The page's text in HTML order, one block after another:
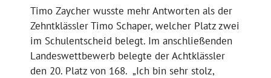
Timo Zaycher wusste mehr Antworten als der
Zehntklässler Timo Schaper, welcher Platz zwei
im Schulentscheid belegt. Im anschließenden
Landeswettbewerb belegte der Achtklässler
den 20. Platz von 168. „Ich bin sehr stolz,